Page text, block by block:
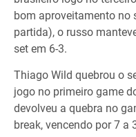
bom aproveitamento no
partida), o russo
set em 6-3.
Thiago Wild quebrou o
jogo no primeiro game
devolveu a quebra no
break, vencendo por 7 a